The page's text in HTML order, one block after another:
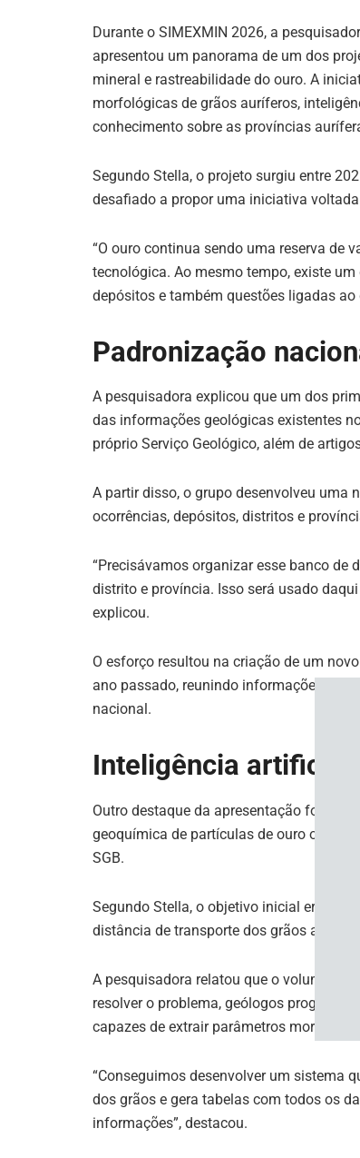
p
o
k
Durante o SIMEXMIN 2026, a
apresentou um panorama de um dos
mineral e rastreabilidade do ouro. A
morfológicas de grãos auríferos,
conhecimento sobre as províncias
Segundo Stella, o projeto surgiu entre
desafiado a propor uma iniciativa
“O ouro continua sendo uma reserva de
tecnológica. Ao mesmo tempo, existe
depósitos e também questões ligadas
Padronização
A pesquisadora explicou que um dos
das informações geológicas existentes
próprio Serviço Geológico, além de
A partir disso, o grupo desenvolveu uma
ocorrências, depósitos, distritos e
“Precisávamos organizar esse banco de
distrito e província. Isso será usado
explicou.
O esforço resultou na criação de um
ano passado, reunindo informações
nacional.
Inteligência artificial
Outro destaque da apresentação foi o
geoquímica de partículas de ouro
SGB.
Segundo Stella, o objetivo inicial era
distância de transporte dos grãos
A pesquisadora relatou que o volume de
resolver o problema, geólogos
capazes de extrair parâmetros
“Conseguimos desenvolver um sistema
dos grãos e gera tabelas com todos os
informações”, destacou.